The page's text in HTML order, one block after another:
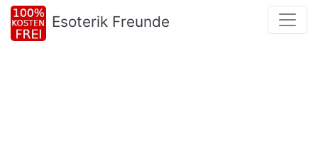
Esoterik Freunde